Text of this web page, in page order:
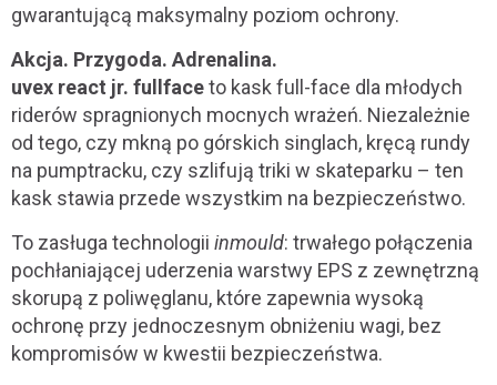
gwarantującą maksymalny poziom ochrony.
Akcja. Przygoda. Adrenalina.
uvex react jr. fullfaceto kask full-face dla młodych
riderów spragnionych mocnych wrażeń. Niezależnie
od tego, czy mkną po górskich singlach, kręcą rundy
na pumptracku, czy szlifują triki w skateparku – ten
kask stawia przede wszystkim na bezpieczeństwo.
To zasługa technologii inmould: trwałego połączenia
pochłaniającej uderzenia warstwy EPS z zewnętrzną
skorupą z poliwęglanu, które zapewnia wysoką
ochronę przy jednoczesnym obniżeniu wagi, bez
kompromisów w kwestii bezpieczeństwa.